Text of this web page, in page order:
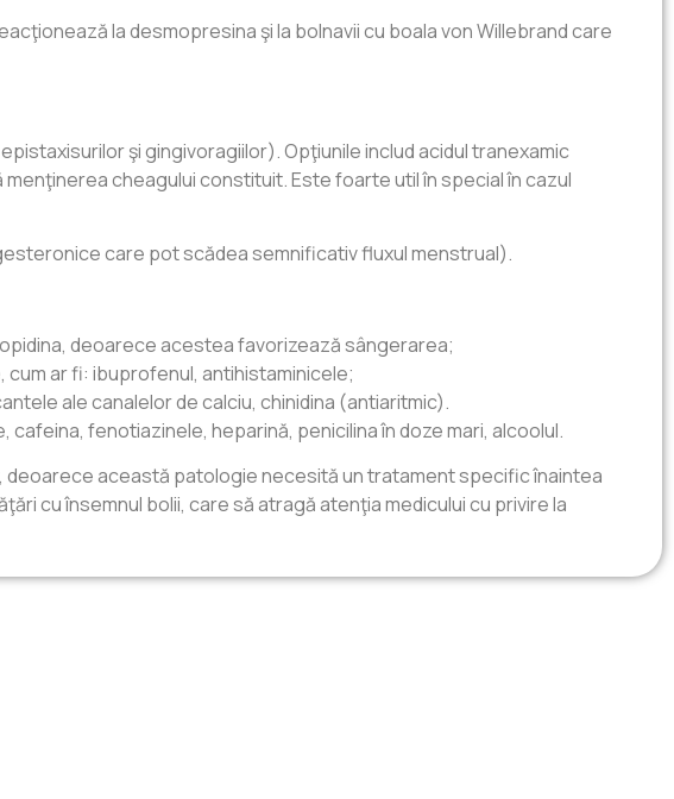
la desmopresina şi la bolnavii cu boala von Willebrand care
şi gingivoragiilor). Opţiunile includ acidul tranexamic
cheagului constituit. Este foarte util în special în cazul
care pot scădea semnificativ fluxul menstrual).
deoarece acestea favorizează sângerarea;
ar fi: ibuprofenul, antihistaminicele;
ale canalelor de calciu, chinidina (antiaritmic).
fenotiazinele, heparină, penicilina în doze mari, alcoolul.
deoarece această patologie necesită un tratament specific înaintea
cu însemnul bolii, care să atragă atenţia medicului cu privire la